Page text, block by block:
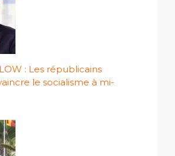
: Les républicains
le socialisme à mi-